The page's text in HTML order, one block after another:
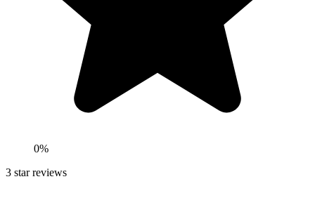
0%
3 star reviews